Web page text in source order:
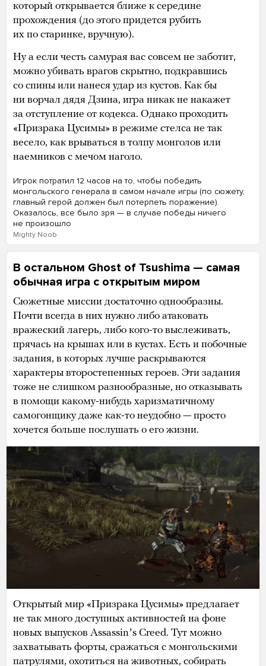
который открывается ближе к середине
прохождения (до этого придется рубить
их по старинке, вручную).
Ну а если честь самурая вас совсем не заботит,
можно убивать врагов скрытно, подкравшись
со спины или нанеся удар из кустов. Как бы
ни ворчал дядя Дзина, игра никак не накажет
за отступление от кодекса. Однако проходить
«Призрака Цусимы» в режиме стелса не так
весело, как врываться в толпу монголов или
наемников с мечом наголо.
Игрок потратил 12 часов на то, чтобы победить
монгольского генерала в самом начале игры (по сюжету,
главный герой должен был потерпеть поражение).
Оказалось, все было зря — в случае победы ничего
не произошло
Mighty Noob
В остальном Ghost of Tsushima — самая
обычная игра с открытым миром
Сюжетные миссии достаточно однообразны.
Почти всегда в них нужно либо атаковать
вражеский лагерь, либо кого-то выслеживать,
прячась на крышах или в кустах. Есть и побочные
задания, в которых лучше раскрываются
характеры второстепенных героев. Эти задания
тоже не слишком разнообразные, но отказывать
в помощи какому-нибудь харизматичному
самогонщику даже как-то неудобно — просто
хочется больше послушать о его жизни.
Открытый мир «Призрака Цусимы» предлагает
не так много доступных активностей на фоне
новых выпусков Assassinʼs Creed. Тут можно
захватывать форты, сражаться с монгольскими
патрулями, охотиться на животных, собирать